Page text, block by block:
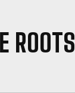
ROOTS